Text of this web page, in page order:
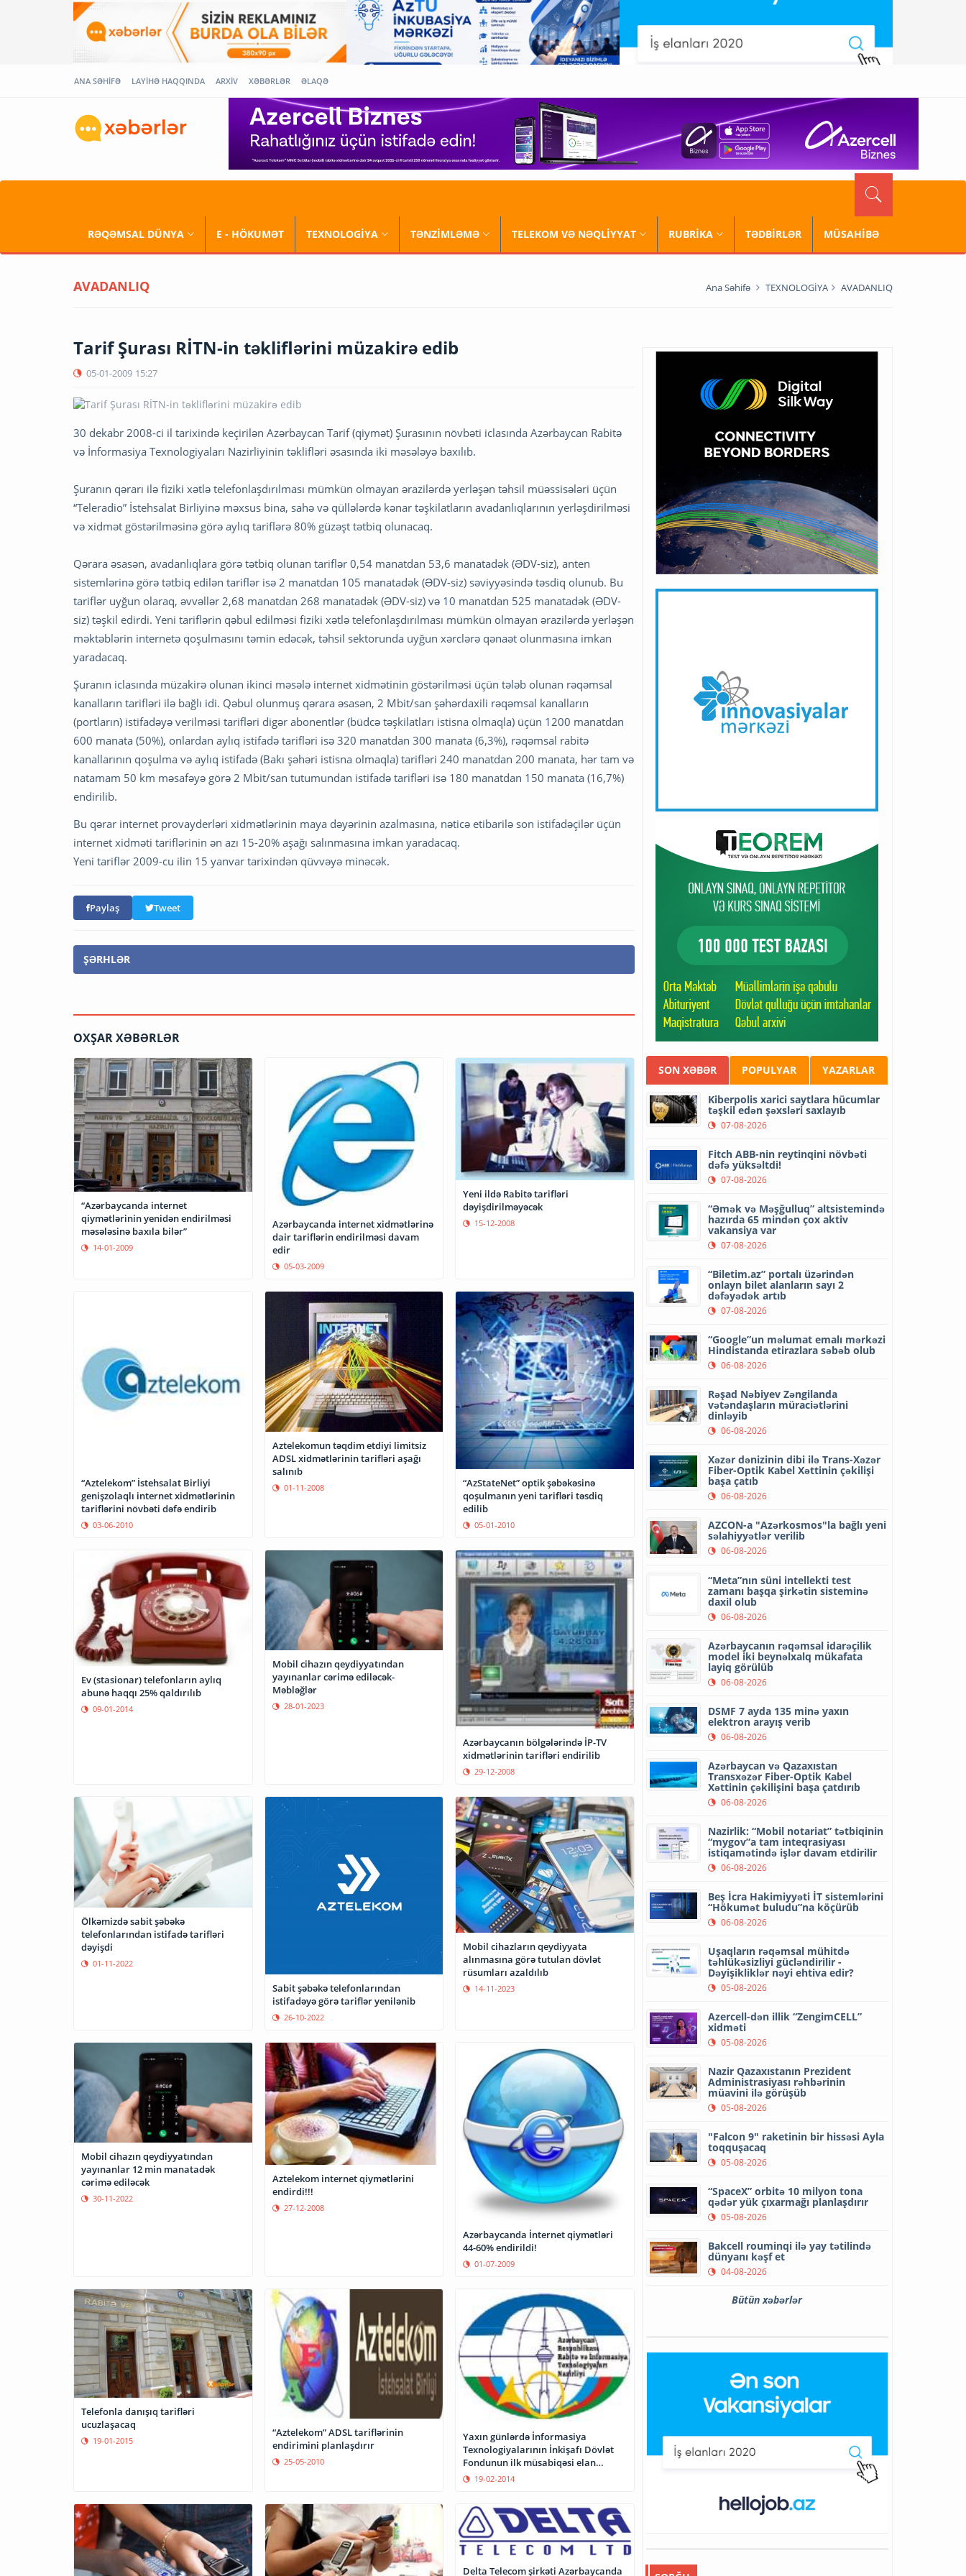
ANA SƏHİFƏ LAYİHƏ HAQQINDA ARXİV XƏBƏRLƏR ƏLAQƏ
RƏQƏMSAL DÜNYA E - HÖKUMƏT TEXNOLOGİYA TƏNZİMLƏMƏ TELEKOM VƏ NƏQLİYYAT RUBRİKA TƏDBİRLƏR MÜSAHİBƏ
AVADANLIQ Ana Səhifə TEXNOLOGİYA AVADANLIQ
Tarif Şurası RİTN-in təkliflərini müzakirə edib
05-01-2009 15:27
30 dekabr 2008-ci il tarixində keçirilən Azərbaycan Tarif (qiymət) Şurasının növbəti iclasında Azərbaycan Rabitə
və İnformasiya Texnologiyaları Nazirliyinin təklifləri əsasında iki məsələyə baxılıb.
Şuranın qərarı ilə fiziki xətlə telefonlaşdırılması mümkün olmayan ərazilərdə yerləşən təhsil müəssisələri üçün
“Teleradio” İstehsalat Birliyinə məxsus bina, sahə və qüllələrdə kənar təşkilatların avadanlıqlarının yerləşdirilməsi
və xidmət göstərilməsinə görə aylıq tariflərə 80% güzəşt tətbiq olunacaq.
Qərara əsasən, avadanlıqlara görə tətbiq olunan tariflər 0,54 manatdan 53,6 manatadək (ƏDV-siz), anten
sistemlərinə görə tətbiq edilən tariflər isə 2 manatdan 105 manatadək (ƏDV-siz) səviyyəsində təsdiq olunub. Bu
tariflər uyğun olaraq, əvvəllər 2,68 manatdan 268 manatadək (ƏDV-siz) və 10 manatdan 525 manatadək (ƏDV-
siz) təşkil edirdi. Yeni tariflərin qəbul edilməsi fiziki xətlə telefonlaşdırılması mümkün olmayan ərazilərdə yerləşən
məktəblərin internetə qoşulmasını təmin edəcək, təhsil sektorunda uyğun xərclərə qənaət olunmasına imkan
yaradacaq.
Şuranın iclasında müzakirə olunan ikinci məsələ internet xidmətinin göstərilməsi üçün tələb olunan rəqəmsal
kanalların tarifləri ilə bağlı idi. Qəbul olunmuş qərara əsasən, 2 Mbit/san şəhərdaxili rəqəmsal kanalların
(portların) istifadəyə verilməsi tarifləri digər abonentlər (büdcə təşkilatları istisna olmaqla) üçün 1200 manatdan
600 manata (50%), onlardan aylıq istifadə tarifləri isə 320 manatdan 300 manata (6,3%), rəqəmsal rabitə
kanallarının qoşulma və aylıq istifadə (Bakı şəhəri istisna olmaqla) tarifləri 240 manatdan 200 manata, hər tam və
natamam 50 km məsafəyə görə 2 Mbit/san tutumundan istifadə tarifləri isə 180 manatdan 150 manata (16,7%)
endirilib.
Bu qərar internet provayderləri xidmətlərinin maya dəyərinin azalmasına, nəticə etibarilə son istifadəçilər üçün
internet xidməti tariflərinin ən azı 15-20% aşağı salınmasına imkan yaradacaq.
Yeni tariflər 2009-cu ilin 15 yanvar tarixindən qüvvəyə minəcək.
Paylaş Tweet
ŞƏRHLƏR
OXŞAR XƏBƏRLƏR
“Azərbaycanda internet
qiymətlərinin yenidən endirilməsi
məsələsinə baxıla bilər”
14-01-2009
Azərbaycanda internet xidmətlərinə
dair tariflərin endirilməsi davam
edir
05-03-2009
Yeni ildə Rabitə tarifləri
dəyişdirilməyəcək
15-12-2008
“Aztelekom” İstehsalat Birliyi
genişzolaqlı internet xidmətlərinin
tariflərini növbəti dəfə endirib
03-06-2010
Aztelekomun təqdim etdiyi limitsiz
ADSL xidmətlərinin tarifləri aşağı
salınıb
01-11-2008
“AzStateNet” optik şəbəkəsinə
qoşulmanın yeni tarifləri təsdiq
edilib
05-01-2010
Ev (stasionar) telefonların aylıq
abunə haqqı 25% qaldırılıb
09-01-2014
Mobil cihazın qeydiyyatından
yayınanlar cərimə ediləcək-
Məbləğlər
28-01-2023
Azərbaycanın bölgələrində İP-TV
xidmətlərinin tarifləri endirilib
29-12-2008
Ölkəmizdə sabit şəbəkə
telefonlarından istifadə tarifləri
dəyişdi
01-11-2022
Sabit şəbəkə telefonlarından
istifadəyə görə tariflər yenilənib
26-10-2022
Mobil cihazların qeydiyyata
alınmasına görə tutulan dövlət
rüsumları azaldılıb
14-11-2023
Mobil cihazın qeydiyyatından
yayınanlar 12 min manatadək
cərimə ediləcək
30-11-2022
Aztelekom internet qiymətlərini
endirdi!!!
27-12-2008
Azərbaycanda İnternet qiymətləri
44-60% endirildi!
01-07-2009
Telefonla danışıq tarifləri
ucuzlaşacaq
19-01-2015
“Aztelekom” ADSL tariflərinin
endirimini planlaşdırır
25-05-2010
Yaxın günlərdə İnformasiya
Texnologiyalarının İnkişafı Dövlət
Fondunun ilk müsabiqəsi elan
olunacaq
19-02-2014
Delta Telecom şirkəti Azərbaycanda
SON XƏBƏR POPULYAR YAZARLAR
Kiberpolis xarici saytlara hücumlar
təşkil edən şəxsləri saxlayıb
07-08-2026
Fitch ABB-nin reytinqini növbəti
dəfə yüksəltdi!
07-08-2026
“Əmək və Məşğulluq” altsistemində
hazırda 65 mindən çox aktiv
vakansiya var
07-08-2026
“Biletim.az” portalı üzərindən
onlayn bilet alanların sayı 2
dəfəyədək artıb
07-08-2026
“Google”un məlumat emalı mərkəzi
Hindistanda etirazlara səbəb olub
06-08-2026
Rəşad Nəbiyev Zəngilanda
vətəndaşların müraciətlərini
dinləyib
06-08-2026
Xəzər dənizinin dibi ilə Trans-Xəzər
Fiber-Optik Kabel Xəttinin çəkilişi
başa çatıb
06-08-2026
AZCON-a "Azərkosmos"la bağlı yeni
səlahiyyətlər verilib
06-08-2026
“Meta”nın süni intellekti test
zamanı başqa şirkətin sisteminə
daxil olub
06-08-2026
Azərbaycanın rəqəmsal idarəçilik
model iki beynəlxalq mükafata
layiq görülüb
06-08-2026
DSMF 7 ayda 135 minə yaxın
elektron arayış verib
06-08-2026
Azərbaycan və Qazaxıstan
Transxəzər Fiber-Optik Kabel
Xəttinin çəkilişini başa çatdırıb
06-08-2026
Nazirlik: “Mobil notariat” tətbiqinin
“mygov”a tam inteqrasiyası
istiqamətində işlər davam etdirilir
06-08-2026
Beş İcra Hakimiyyəti İT sistemlərini
“Hökumət buludu”na köçürüb
06-08-2026
Uşaqların rəqəmsal mühitdə
təhlükəsizliyi gücləndirilir -
Dəyişikliklər nəyi ehtiva edir?
05-08-2026
Azercell-dən illik “ZengimCELL”
xidməti
05-08-2026
Nazir Qazaxıstanın Prezident
Administrasiyası rəhbərinin
müavini ilə görüşüb
05-08-2026
"Falcon 9" raketinin bir hissəsi Ayla
toqquşacaq
05-08-2026
“SpaceX” orbitə 10 milyon tona
qədər yük çıxarmağı planlaşdırır
05-08-2026
Bakcell rouminqi ilə yay tətilində
dünyanı kəşf et
04-08-2026
Bütün xəbərlər